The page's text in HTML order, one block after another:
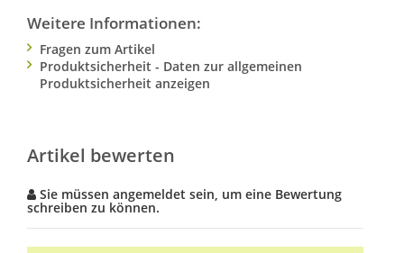
Weitere Informationen:
Fragen zum Artikel
Produktsicherheit - Daten zur allgemeinen
Produktsicherheit anzeigen
Artikel bewerten
Sie müssen angemeldet sein, um eine Bewertung
schreiben zu können.